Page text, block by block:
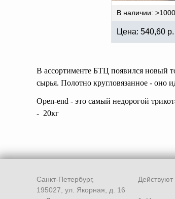
В наличии:
Цена: 540,60 р.
В ассортименте БТЦ появился новый
сырья. Полотно кругловязанное - оно
Open-end - это самый недорогой
- 20кг
Санкт-Петербург,
195027, ул. Якорная, д. 16